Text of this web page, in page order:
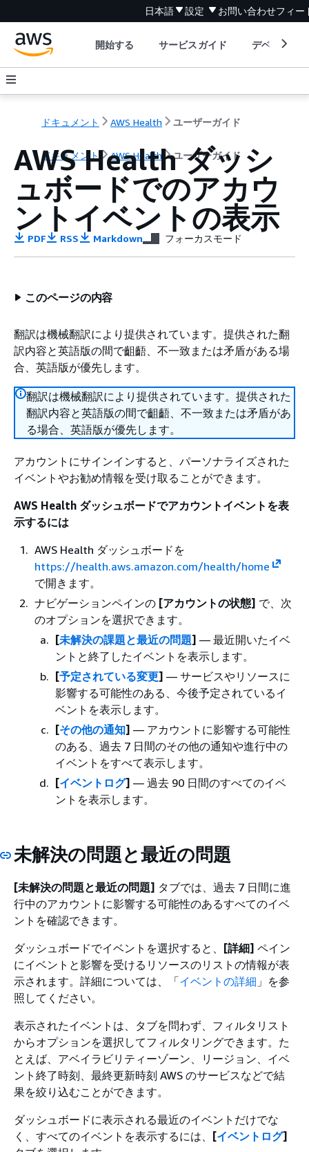
日本語 設定 お問い合わせフィー
開始する サービスガイド デベロッパ
ドキュメント AWS Health ユーザーガイド
ドキュメント AWS Health ユーザーガイド
AWS Health ダッシ
ュボードでのアカウ
ントイベントの表示
PDF RSS Markdown フォーカスモード
このページの内容
翻訳は機械翻訳により提供されています。提供された翻
訳内容と英語版の間で齟齬、不一致または矛盾がある場
合、英語版が優先します。
翻訳は機械翻訳により提供されています。提供された
翻訳内容と英語版の間で齟齬、不一致または矛盾があ
る場合、英語版が優先します。
アカウントにサインインすると、パーソナライズされた
イベントやお勧め情報を受け取ることができます。
AWS Health ダッシュボードでアカウントイベントを表
示するには
AWS Health ダッシュボードを
https://health.aws.amazon.com/health/home
で開きます。
ナビゲーションペインの [アカウントの状態] で、次
のオプションを選択できます。
[未解決の課題と最近の問題] — 最近開いたイベ
ントと終了したイベントを表示します。
[予定されている変更] — サービスやリソースに
影響する可能性のある、今後予定されているイ
ベントを表示します。
[その他の通知] — アカウントに影響する可能性
のある、過去 7 日間のその他の通知や進行中の
イベントをすべて表示します。
[イベントログ] — 過去 90 日間のすべてのイベ
ントを表示します。
未解決の問題と最近の問題
[未解決の問題と最近の問題] タブでは、過去 7 日間に進
行中のアカウントに影響する可能性のあるすべてのイベ
ントを確認できます。
ダッシュボードでイベントを選択すると、 [詳細] ペイン
にイベントと影響を受けるリソースのリストの情報が表
示されます。詳細については、「イベントの詳細 」を参
照してください。
表示されたイベントは、タブを問わず、フィルタリスト
からオプションを選択してフィルタリングできます。た
とえば、アベイラビリティーゾーン、リージョン、イベ
ント終了時刻、最終更新時刻 AWS のサービスなどで結
果を絞り込むことができます。
ダッシュボードに表示される最近のイベントだけでな
く、すべてのイベントを表示するには、 [イベントログ]